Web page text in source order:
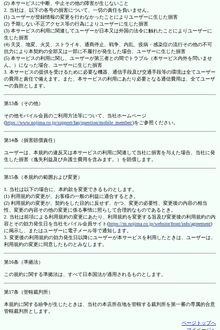
(2) 本サービスに中断、中止その他の障害が生じないこと
2. 当社は、以下の各号の損害について、一切の責任を負いません。
(1) ユーザーが登録情報の変更を行わなかったことによりユーザーに生じた損害
(2) 予期しない不正アクセス等の行為によりユーザーに生じた損害
(3) 本サービスの利用に関連してユーザーが日本又は外国の法令に触れたことによりユーザーに
生じた損害
(4) 天災、地変、火災、ストライキ、通商停止、戦争、内乱、疫病・感染症の流行その他の不可
抗力により本契約の全部又は一部に不履行が発生した場合、ユーザーに生じた損害
(5) 本サービスの利用に関し、ユーザーが第三者との間でトラブル（本サービス内外を問いませ
ん。）になった場合、ユーザーに生じた損害
3. 本サービスの提供を受けるために必要な機器、通信手段及び交通手段等の環境は全てユーザー
の費用と責任で備えます。また、本サービスの利用にあたり必要となる通信費用は、全てユーザ
ーの負担とします。
第13条（その他）
その他モバイル会員のご利用方法等について、当社ホームページ
(https://www.nojima.co.jp/support/faq/question/mobile_member/)をご参照ください。
第14条（損害賠償責任）
ユーザーは、本規約の違反又は本サービスの利用に関連して当社に損害を与えた場合、当社に発
生した損害（逸失利益及び弁護士費用を含みます。）を賠償します。
第15条（本規約の範囲および変更）
1. 当社は以下の場合に、本約款を変更できるものとします。
(1) 利用規約の変更が、お客様の一般の利益に適合するとき。
(2) 利用規約の変更が、契約をした目的に反せず、かつ、変更の必要性、変更後の内容の相当
性、変更の内容その他の変更に係る事情に照らして合理的なものであるとき。
2. 当社は前項による利用規約の変更にあたり、利用規約を変更する旨及び変更後の利用規約の内
容とその効力発生日を当社モバイル会員サイト(https://m.nojima.co.jp/website/front/info/agreement)
に掲示し、またはユーザーに電子メール等で通知します。
3. 変更後の利用規約の効力発生日以降にユーザーが本サービスを利用したときは、ユーザーは、
利用規約の変更に同意したものとみなします。
第16条（準拠法）
この規約に関する準拠法は、すべて日本国法が適用されるものとします。
第17条（管轄裁判所）
本規約に関する紛争が生じたときは、当社の本店所在地を管轄する裁判所を第一審の専属的合意
管轄裁判所とします。
ページトップへ